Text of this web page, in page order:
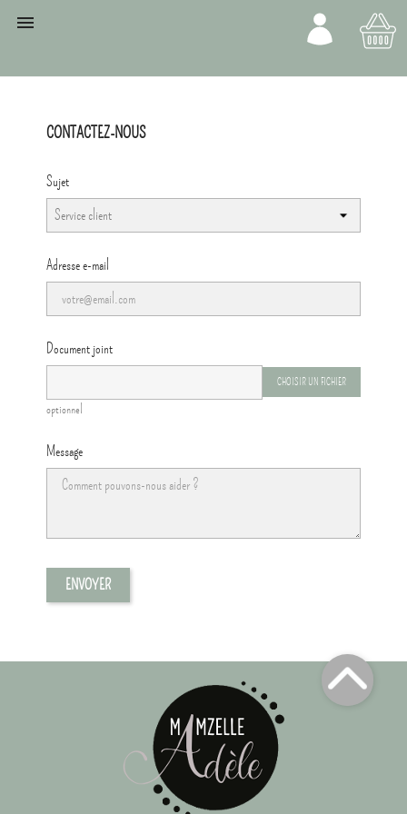
 Votre compte
CONTACTEZ-NOUS
Sujet
Adresse e-mail
Document joint
CHOISIR UN FICHIER
optionnel
Message
Top